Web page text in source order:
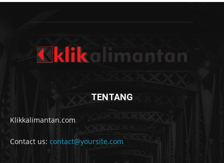
TENTANG
Klikkalimantan.com
Contact us: contact@yoursite.com